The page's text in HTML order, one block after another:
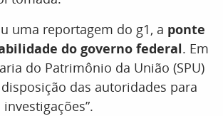
uma reportagem do g1, a ponte
do governo federal. Em
do Patrimônio da União (SPU)
disposição das autoridades para